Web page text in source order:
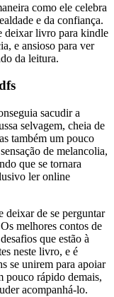
como ele celebra
e da confiança.
deixar livro para kindle
e ansioso para ver
da leitura.
sacudir a
selvagem, cheia de
também um pouco
de melancolia,
que se tornara
ler online
de se perguntar
melhores contos de
que estão à
neste livro, e é
se unirem para apoiar
pouco rápido demais,
acompanhá-lo.